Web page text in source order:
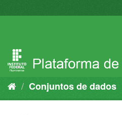
para
Conjuntos de dados